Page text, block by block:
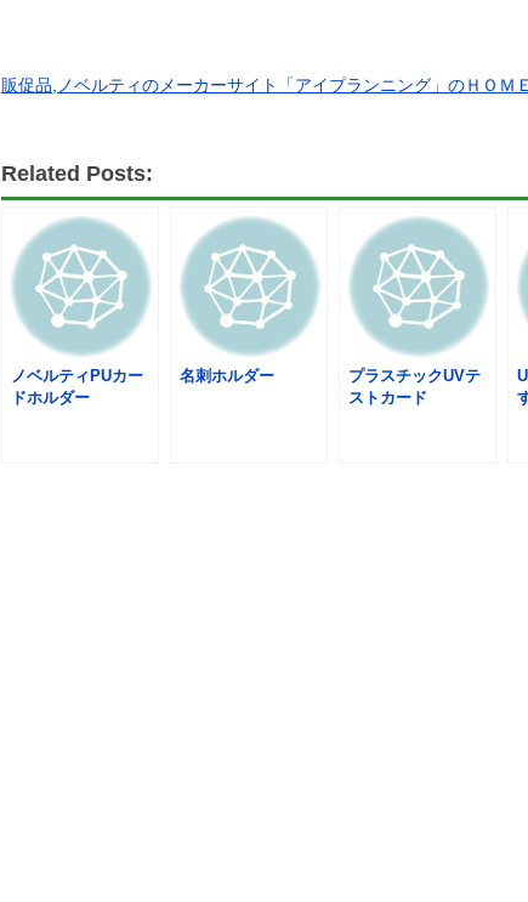
販促品,ノベルティのメーカーサイト「アイプランニング」のＨＯＭ
Related Posts:
ノベルティPUカー
ドホルダー
名刺ホルダー
プラスチックUVテ
ストカード